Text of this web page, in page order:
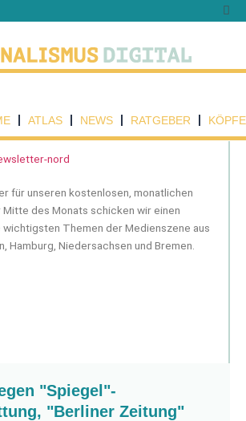
ATLAS NEWS RATGEBER KÖPFE
für unseren kostenlosen, monatlichen
des Monats schicken wir einen
Themen der Medienszene aus
Hamburg, Niedersachsen und Bremen.
"Spiegel"-
"Berliner Zeitung"